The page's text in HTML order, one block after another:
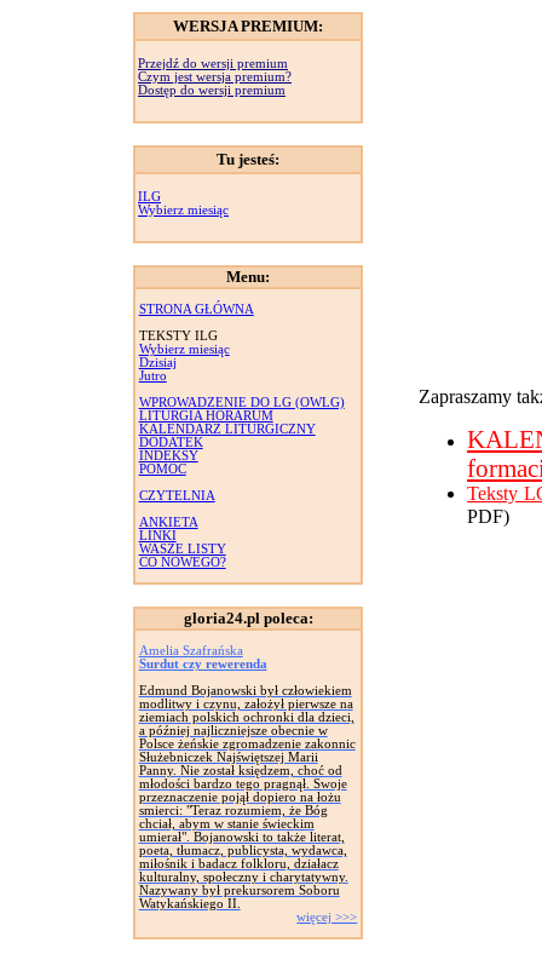
WERSJA PREMIUM:
Przejdź do wersji premium
Czym jest wersja premium?
Dostęp do wersji premium
Tu jesteś:
ILG
Wybierz miesiąc
Menu:
STRONA GŁÓWNA
TEKSTY ILG
Wybierz miesiąc
Dzisiaj
Jutro
WPROWADZENIE DO LG (OWLG)
LITURGIA HORARUM
KALENDARZ LITURGICZNY
DODATEK
INDEKSY
POMOC
CZYTELNIA
ANKIETA
LINKI
WASZE LISTY
CO NOWEGO?
gloria24.pl poleca:
Amelia Szafrańska
Surdut czy rewerenda
Edmund Bojanowski był człowiekiem
modlitwy i czynu, założył pierwsze na
ziemiach polskich ochronki dla dzieci,
a później najliczniejsze obecnie w
Polsce żeńskie zgromadzenie zakonnic
Służebniczek Najświętszej Marii
Panny. Nie został księdzem, choć od
młodości bardzo tego pragnął. Swoje
przeznaczenie pojął dopiero na łożu
smierci: "Teraz rozumiem, że Bóg
chciał, abym w stanie świeckim
umierał". Bojanowski to także literat,
poeta, tłumacz, publicysta, wydawca,
miłośnik i badacz folkloru, działacz
kulturalny, społeczny i charytatywny.
Nazywany był prekursorem Soboru
Watykańskiego II.
więcej >>>
Zapraszamy
Teksty
PDF)